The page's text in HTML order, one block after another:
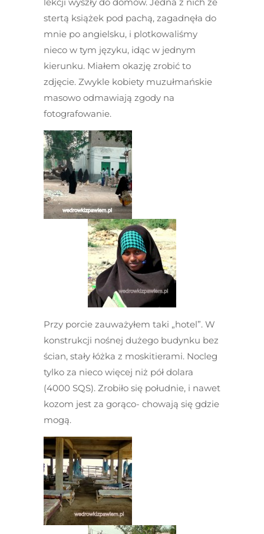
stertą książek pod pachą, zagadnęła do
mnie po angielsku, i plotkowaliśmy
nieco w tym języku, idąc w jednym
kierunku. Miałem okazję zrobić to
zdjęcie. Zwykle kobiety muzułmańskie
masowo odmawiają zgody na
fotografowanie.
Przy porcie zauważyłem taki „hotel”. W
konstrukcji nośnej dużego budynku bez
ścian, stały łóżka z moskitierami. Nocleg
tylko za nieco więcej niż pół dolara
(4000 SQS). Zrobiło się południe, i nawet
kozom jest za gorąco- chowają się gdzie
mogą.